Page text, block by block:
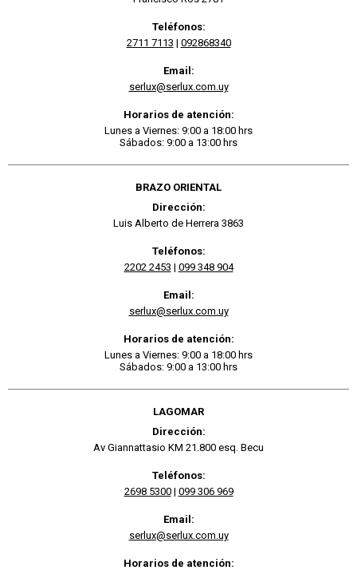
Teléfonos:
2711 7113 | 092868340
Email:
serlux@serlux.com.uy
Horarios de atención:
Lunes a Viernes: 9:00 a 18:00 hrs
Sábados: 9:00 a 13:00 hrs
BRAZO ORIENTAL
Dirección:
Luis Alberto de Herrera 3863
Teléfonos:
2202 2453 | 099 348 904
Email:
serlux@serlux.com.uy
Horarios de atención:
Lunes a Viernes: 9:00 a 18:00 hrs
Sábados: 9:00 a 13:00 hrs
LAGOMAR
Dirección:
Av Giannattasio KM 21.800 esq. Becu
Teléfonos:
2698 5300| 099 306 969
Email:
serlux@serlux.com.uy
Horarios de atención: